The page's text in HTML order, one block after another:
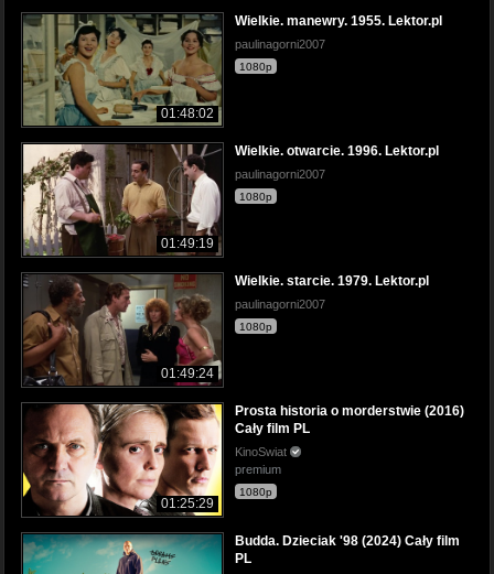
01:48:02
Wielkie. manewry. 1955. Lektor.pl
paulinagorni2007
1080p
01:49:19
Wielkie. otwarcie. 1996. Lektor.pl
paulinagorni2007
1080p
01:49:24
Wielkie. starcie. 1979. Lektor.pl
paulinagorni2007
1080p
01:25:29
Prosta historia o morderstwie (2016)
Cały film PL
KinoSwiat
premium
1080p
Budda. Dzieciak '98 (2024) Cały film
PL